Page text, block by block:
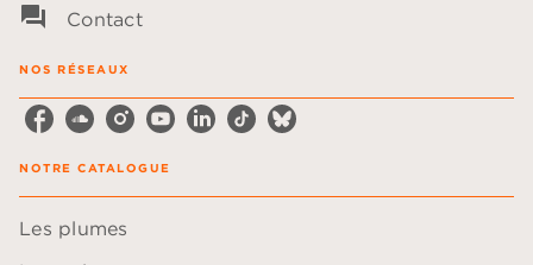
question_answer Contact
NOS RÉSEAUX
NOTRE CATALOGUE
Les plumes